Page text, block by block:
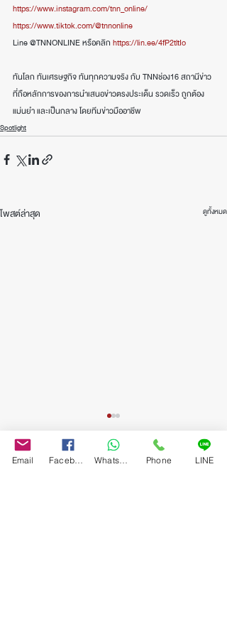
https://www.instagram.com/tnn_online/
https://www.tiktok.com/@tnnonline
Line @TNNONLINE หรือคลิก https://lin.ee/4fP2tltIo
ทันโลก ทันเศรษฐกิจ ทันทุกความจริง กับ TNNช่อง16 สถานีข่าว
ที่ถือหลักการของการนำเสนอข่าวตรงประเด็น รวดเร็ว ถูกต้อง
แม่นยำ และเป็นกลาง โดยทีมข่าวมืออาชีพ
Spotlight
โพสต์ล่าสุด ดูทั้งหมด
Email Phone LINE